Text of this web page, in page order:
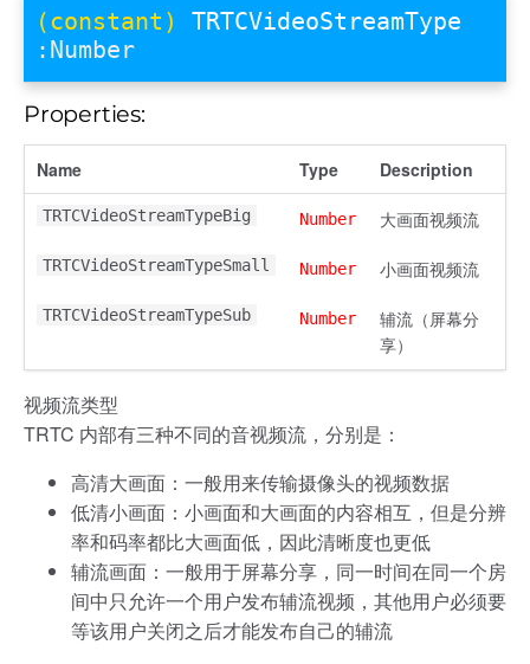
(constant) TRTCVideoStreamType
:Number
Properties:
Name Type Description
TRTCVideoStreamTypeBig Number 大画面视频流
TRTCVideoStreamTypeSmall Number 小画面视频流
TRTCVideoStreamTypeSub Number
辅流（屏幕分
享）
视频流类型
TRTC 内部有三种不同的音视频流，分别是：
高清大画面：一般用来传输摄像头的视频数据
低清小画面：小画面和大画面的内容相互，但是分辨
率和码率都比大画面低，因此清晰度也更低
辅流画面：一般用于屏幕分享，同一时间在同一个房
间中只允许一个用户发布辅流视频，其他用户必须要
等该用户关闭之后才能发布自己的辅流